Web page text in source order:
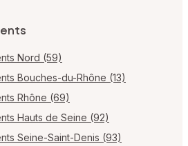
Nord (59)
Bouches-du-Rhône (13)
Rhône (69)
Hauts de Seine (92)
Seine-Saint-Denis (93)